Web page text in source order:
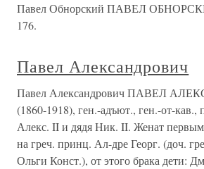
Павел Обнорский ПАВЕЛ
176.
Павел Александрович
Павел Александрович ПАВЕЛ
(1860-1918), ген.-адъют., ген.-от-кав.,
Алекс. II и дядя Ник. II. Женат первым
на греч. принц. Ал-дре Георг. (доч.
Ольги Конст.), от этого брака дети: